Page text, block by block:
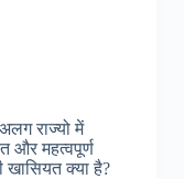
राज्यो में
और महत्वपूर्ण
खासियत क्या है?